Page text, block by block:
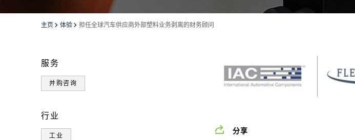
主页 体验 担任全球汽车供应商外部塑料业务剥离的财务顾问
服务
并购咨询
行业
工业
分享